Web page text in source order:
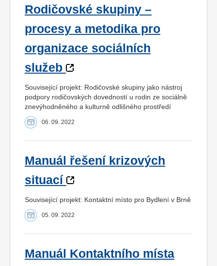
Rodičovské skupiny –
procesy a metodika pro
organizace sociálních
služeb
Související projekt: Rodičovské skupiny jako nástroj
podpory rodičovských dovedností u rodin ze sociálně
znevýhodněného a kulturně odlišného prostředí
06. 09. 2022
Manuál řešení krizových
situací
Související projekt: Kontaktní místo pro Bydlení v Brně
05. 09. 2022
Manuál Kontaktního místa